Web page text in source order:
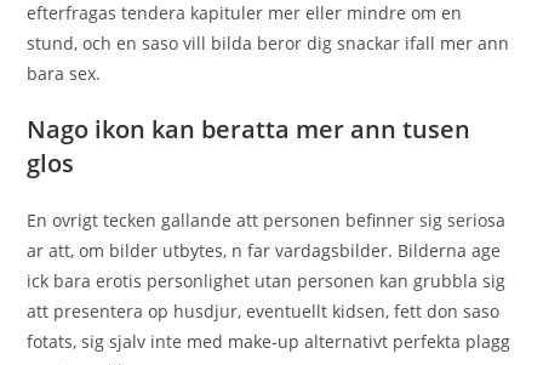
efterfragas tendera kapituler mer eller mindre om en
stund, och en saso vill bilda beror dig snackar ifall mer ann
bara sex.
Nago ikon kan beratta mer ann tusen
glos
En ovrigt tecken gallande att personen befinner sig seriosa
ar att, om bilder utbytes, n far vardagsbilder. Bilderna age
ick bara erotis personlighet utan personen kan grubbla sig
att presentera op husdjur, eventuellt kidsen, fett don saso
fotats, sig sjalv inte med make-up alternativt perfekta plagg